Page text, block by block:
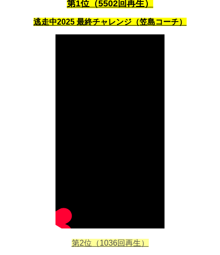
第1位（5502回再生）
逃走中2025 最終チャレンジ（笠島コーチ）
第2位（1036回再生）